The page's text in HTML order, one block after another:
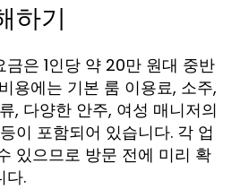
하기
은 1인당 약 20만 원대 중반
용에는 기본 룸 이용료, 소주,
, 다양한 안주, 여성 매니저의
이 포함되어 있습니다. 각 업
있으므로 방문 전에 미리 확
다.